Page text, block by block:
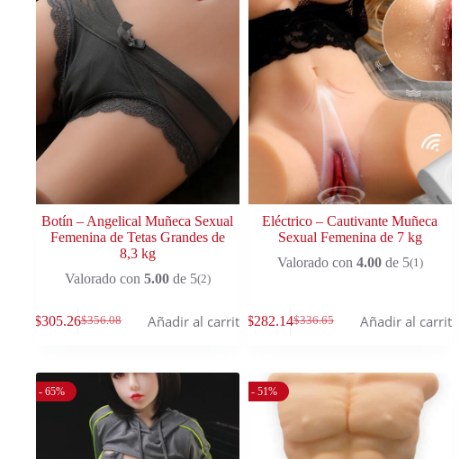
Botín – Angelical Muñeca Sexual
Femenina de Tetas Grandes de
8,3 kg
Valorado con 5.00de 5(2)
$356.08
$305.26 Añadir al carrito
Eléctrico – Cautivante Muñeca
Sexual Femenina de 7 kg
Valorado con 4.00de 5(1)
$336.65
$282.14 Añadir al carrito
- 65% - 51%